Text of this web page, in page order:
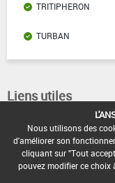
TRITIPHERON
TURBAN
Liens utiles
Base de données
Base de données
Nous utilisons des
d'améliorer son
cliquant sur "Tout
pouvez modifier ce